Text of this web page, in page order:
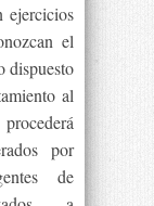
ejercicios
el
dispuesto
al
por
de